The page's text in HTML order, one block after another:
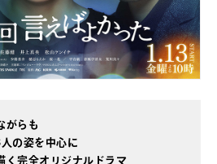
がらも
の姿を中心に
く完全オリジナルドラマ